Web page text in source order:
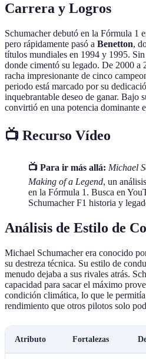
Carrera y Logros
Schumacher debutó en la Fórmula 1
pero rápidamente pasó a Benetton,
títulos mundiales en 1994 y 1995.
donde cimentó su legado. De 2000 a
racha impresionante de cinco
periodo está marcado por su
inquebrantable deseo de ganar. Bajo
convirtió en una potencia dominante
📺 Recurso Vídeo
📺 Para ir más allá: Michael
Making of a Legend, un
en la Fórmula 1. Busca en
Schumacher F1 historia y
Análisis de Estilo de
Michael Schumacher era conocido
su destreza técnica. Su estilo de
menudo dejaba a sus rivales atrás.
capacidad para sacar el máximo
condición climática, lo que le
rendimiento que otros pilotos solo
Atributo Fortalezas